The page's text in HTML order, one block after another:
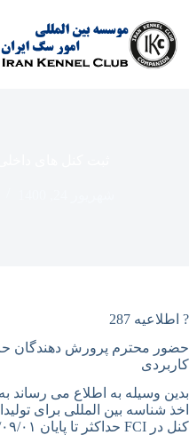
محتوا
? اطلاعیه 287
حضور محترم پرورش دهندگان
کاربردی
بدین وسیله به اطلاع می رساند
اخذ شناسه بین المللی برای